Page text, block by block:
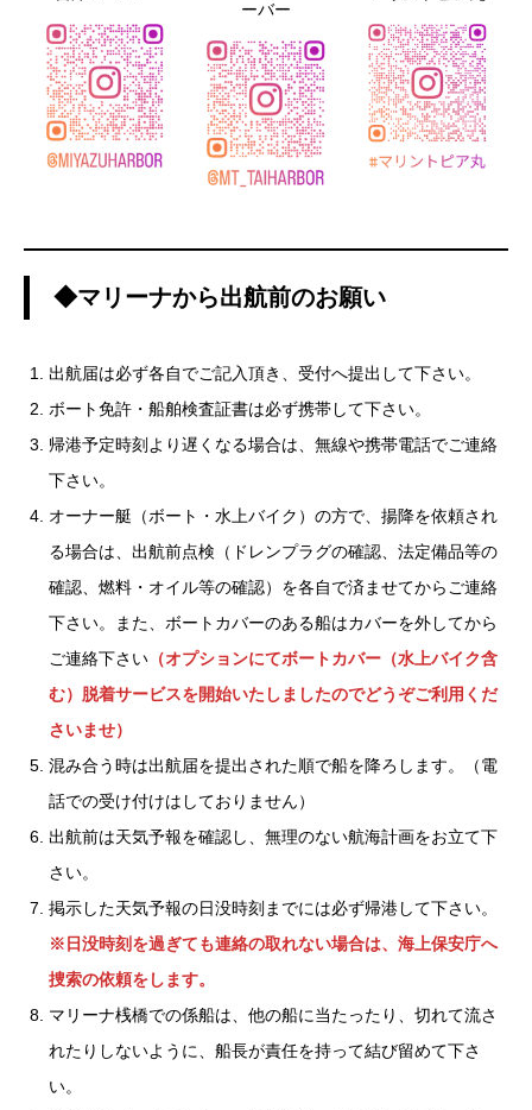
ーバー
◆マリーナから出航前のお願い
出航届は必ず各自でご記入頂き、受付へ提出して下さい。
ボート免許・船舶検査証書は必ず携帯して下さい。
帰港予定時刻より遅くなる場合は、無線や携帯電話でご連絡
下さい。
オーナー艇（ボート・水上バイク）の方で、揚降を依頼され
る場合は、出航前点検（ドレンプラグの確認、法定備品等の
確認、燃料・オイル等の確認）を各自で済ませてからご連絡
下さい。また、ボートカバーのある船はカバーを外してから
ご連絡下さい （オプションにてボートカバー（水上バイク含
む）脱着サービスを開始いたしましたのでどうぞご利用くだ
さいませ）
混み合う時は出航届を提出された順で船を降ろします。（電
話での受け付けはしておりません）
出航前は天気予報を確認し、無理のない航海計画をお立て下
さい。
掲示した天気予報の日没時刻までには必ず帰港して下さい。
※日没時刻を過ぎても連絡の取れない場合は、海上保安庁へ
捜索の依頼をします。
マリーナ桟橋での係船は、他の船に当たったり、切れて流さ
れたりしないように、船長が責任を持って結び留めて下さ
い。